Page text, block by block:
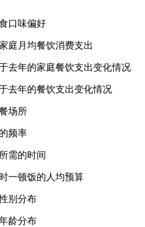
口味偏好
庭月均餐饮消费支出
去年的家庭餐饮支出变化情况
去年的餐饮支出变化情况
场所
频率
需的时间
一顿饭的人均预算
别分布
龄分布